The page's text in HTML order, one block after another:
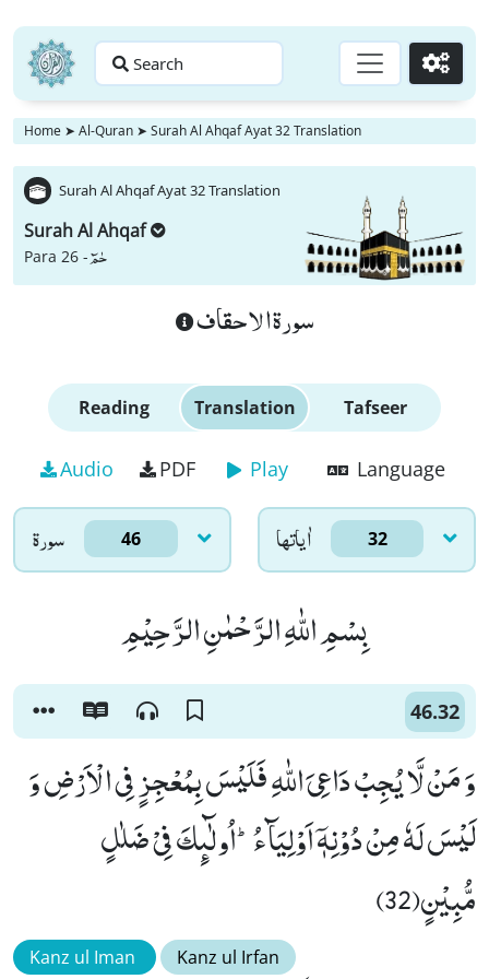
Search Go
Home ➤ Al-Quran ➤ Surah Al Ahqaf Ayat 32 Translation
Surah Al Ahqaf Ayat 32 Translation
Surah Al Ahqaf
Para 26 -حٰمٓ
سورة الاحقاف
Reading Translation Tafseer
Audio PDF Play Language
سورۃ 46 اٰياتها 32
بِسْمِ اللّٰهِ الرَّحْمٰنِ الرَّحِیْمِ
46.32
وَ مَنْ لَّا یُجِبْ دَاعِیَ اللّٰهِ فَلَیْسَ بِمُعْجِزٍ فِی الْاَرْضِ وَ
لَیْسَ لَهٗ مِنْ دُوْنِهٖۤ اَوْلِیَآءُؕ-اُولٰٓىٕكَ فِیْ ضَلٰلٍ
مُّبِیْنٍ(32)
Kanz ul Iman Kanz ul Irfan